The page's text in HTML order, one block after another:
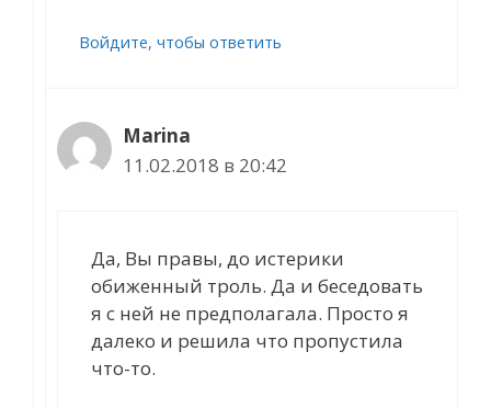
Войдите, чтобы ответить
Marina
11.02.2018 в 20:42
Да, Вы правы, до истерики
обиженный троль. Да и беседовать
я с ней не предполагала. Просто я
далеко и решила что пропустила
что-то.